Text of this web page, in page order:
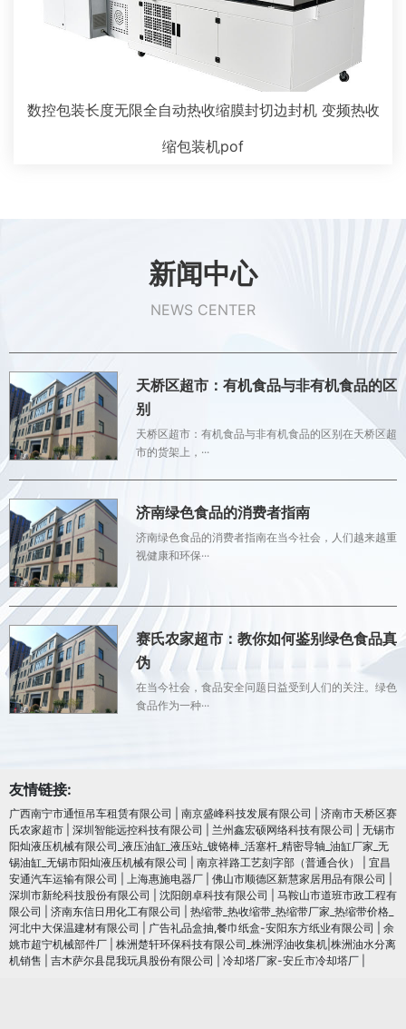
数控包装长度无限全自动热收缩膜封切边封机 变频热收
缩包装机pof
新闻中心
NEWS CENTER
天桥区超市：有机食品与非有机食品的区
别
天桥区超市：有机食品与非有机食品的区别在天桥区超
市的货架上，···
济南绿色食品的消费者指南
济南绿色食品的消费者指南在当今社会，人们越来越重
视健康和环保···
赛氏农家超市：教你如何鉴别绿色食品真
伪
在当今社会，食品安全问题日益受到人们的关注。绿色
食品作为一种···
友情链接:
广西南宁市通恒吊车租赁有限公司 南京盛峰科技发展有限公司
济南市天桥区赛
氏农家超市
深圳智能远控科技有限公司 兰州鑫宏硕网络科技有限公司
无锡市
阳灿液压机械有限公司_液压油缸_液压站_镀铬棒_活塞杆_精密导轴_油缸厂家_无
锡油缸_无锡市阳灿液压机械有限公司
南京祥路工艺刻字部（普通合伙）
宜昌
安通汽车运输有限公司
上海惠施电器厂 佛山市顺德区新慧家居用品有限公司
深圳市新纶科技股份有限公司
沈阳朗卓科技有限公司
马鞍山市道班市政工程有
限公司
济南东信日用化工有限公司
热缩带_热收缩带_热缩带厂家_热缩带价格_
河北中大保温建材有限公司
广告礼品盒抽,餐巾纸盒-安阳东方纸业有限公司
余
姚市超宁机械部件厂
株洲楚轩环保科技有限公司_株洲浮油收集机|株洲油水分离
机销售
吉木萨尔县昆我玩具股份有限公司 冷却塔厂家-安丘市冷却塔厂